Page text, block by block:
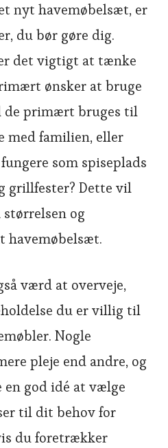
nyt havemøbelsæt, er
du bør gøre dig.
det vigtigt at tænke
ønsker at bruge
de primært bruges til
med familien, eller
som spiseplads
grillfester? Dette vil
og
havemøbelsæt.
værd at overveje,
du er villig til
Nogle
pleje end andre, og
god idé at vælge
til dit behov for
du foretrækker